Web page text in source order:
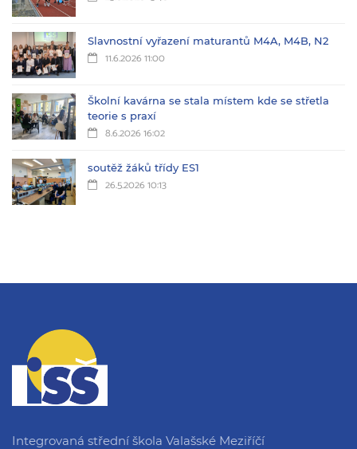
Slavnostní vyřazení maturantů M4A, M4B, N2
11.6.2026 11:00
Školní kavárna se stala místem kde se střetla
teorie s praxí
8.6.2026 16:02
soutěž žáků třídy ES1
26.5.2026 10:13
Integrovaná střední škola Valašské Meziříčí